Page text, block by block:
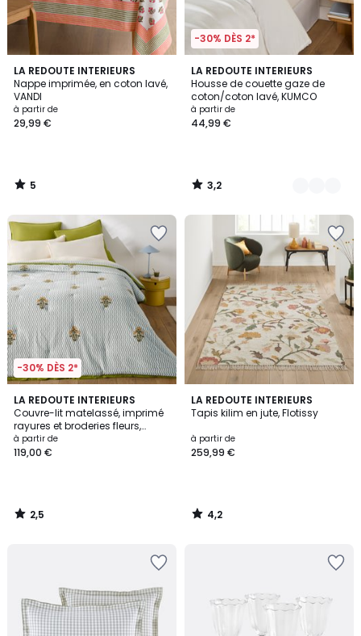
LA REDOUTE INTERIEURS
Nappe imprimée, en coton lavé,
VANDI
à partir de
29,99 €
5
/
5
5
/
-30% DÈS 2*
LA REDOUTE INTERIEURS
Housse de couette gaze de
coton/coton lavé, KUMCO
à partir de
44,99 €
3,2
/ 5
10
Couleurs
3,2
/
-30% DÈS 2*
LA REDOUTE INTERIEURS
Couvre-lit matelassé, imprimé
rayures et broderies fleurs,
coton, JANI
à partir de
119,00 €
2,5
/ 5
2,5
/
LA REDOUTE INTERIEURS
Tapis kilim en jute, Flotissy
à partir de
259,99 €
4,2
/ 5
4,2
/